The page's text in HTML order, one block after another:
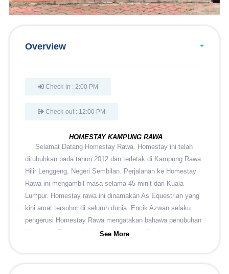
Overview
Check-in : 2:00 PM
Check-out : 12:00 PM
HOMESTAY KAMPUNG RAWA
Selamat Datang Homestay Rawa. Homestay ini telah
ditubuhkan pada tahun 2012 dan terletak di Kampung Rawa
Hilir Lenggeng, Negeri Sembilan. Perjalanan ke Homestay
Rawa ini mengambil masa selama 45 minit dari Kuala
Lumpur. Homestay rawa ini dinamakan As Equestrian yang
kini amat tersohor di seluruh dunia. Encik Azwan selaku
pengerusi Homestay Rawa mengatakan bahawa penubuhan
Homestay Rawa adalah permintaan ramai terhadap
See More